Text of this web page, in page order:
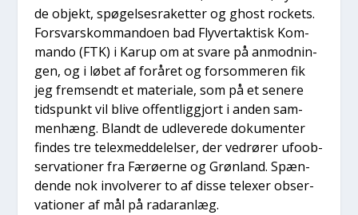
de objekt, spø­gel­ses­ra­ket­ter og ghost rock­ets.
For­svarskom­man­do­en bad Fly­vertak­tisk Kom­
man­do (FTK) i Karup om at sva­re på anmod­nin­
gen, og i løbet af for­å­ret og for­som­me­ren fik
jeg frem­sendt et mate­ri­a­le, som på et sene­re
tids­punkt vil bli­ve offent­lig­gjort i anden sam­
men­hæng. Blandt de udle­ve­re­de doku­men­ter
fin­des tre tele­x­med­del­el­ser, der ved­rø­rer ufoob­
ser­va­tio­ner fra Færø­er­ne og Grøn­land. Spæn­
den­de nok invol­ve­rer to af dis­se tele­xer obser­
va­tio­ner af mål på rada­ran­læg.